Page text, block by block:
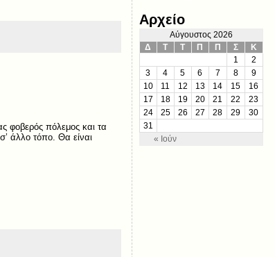
φοβερός πόλεμος και τα
άλλο τόπο. Θα είναι
Αρχείο
Αύγουστος 2026
Δ
Τ Τ Π Π Σ Κ
« Ιούν
1
2
3
4 5 6 7 8
9
10
11 12 13 14 15
16
17
18 19 20 21 22
23
24
25 26 27 28 29
30
31